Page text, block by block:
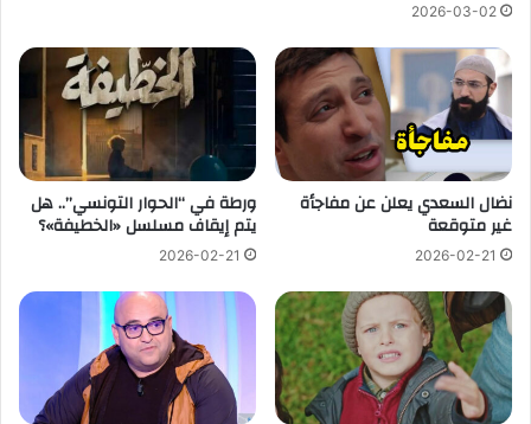
2026-03-02
نضال السعدي يعلن عن مفاجأة
غير متوقعة
2026-02-21
ورطة في “الحوار التونسي”.. هل
يتم إيقاف مسلسل «الخطيفة»؟
2026-02-21